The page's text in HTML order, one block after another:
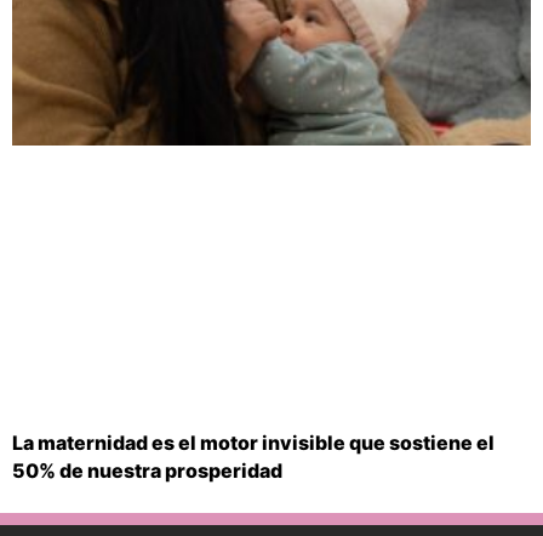
La maternidad es el motor invisible que sostiene el
50% de nuestra prosperidad